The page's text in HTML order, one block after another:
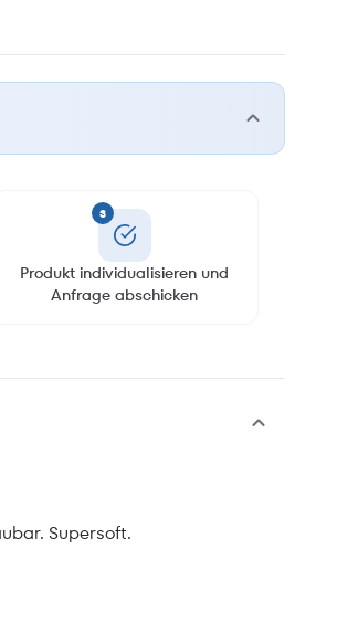
3
Produkt individualisieren und
Anfrage abschicken
Supersoft.